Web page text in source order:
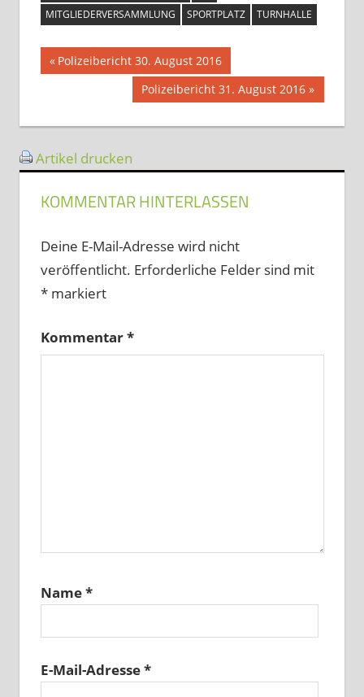
MITGLIEDERVERSAMMLUNG
SPORTPLATZ TURNHALLE
Beitragsnavigation
Vorheriger
Beitrag:
Polizeibericht 30. August 2016
Nächster
Beitrag:
Polizeibericht 31. August 2016
Artikel drucken
KOMMENTAR HINTERLASSEN
Deine E-Mail-Adresse wird nicht
veröffentlicht. Erforderliche Felder sind mit
*markiert
Kommentar*
Name*
E-Mail-Adresse*